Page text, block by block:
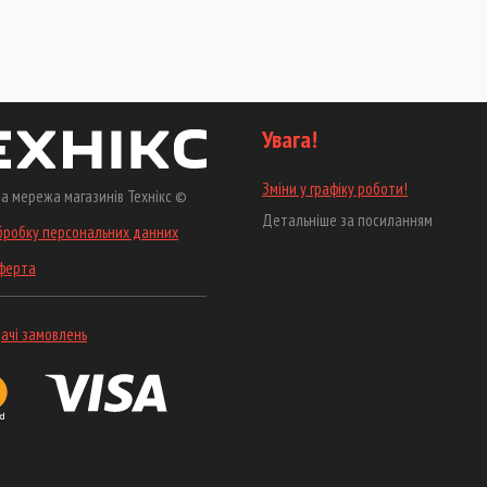
мережа магазинів Технікс ©
персональних данних
замовлень
Увага!
Зміни у графіку роботи!
Детальніше за посиланням